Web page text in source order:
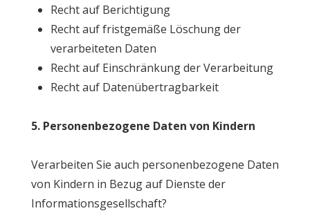
Recht auf Berichtigung
Recht auf fristgemäße Löschung der
verarbeiteten Daten
Recht auf Einschränkung der Verarbeitung
Recht auf Datenübertragbarkeit
5. Personenbezogene Daten von Kindern
Verarbeiten Sie auch personenbezogene Daten
von Kindern in Bezug auf Dienste der
Informationsgesellschaft?